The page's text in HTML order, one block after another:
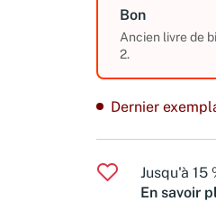
Bon
Ancien livre de
2.
Dernier
Jusqu'à 15
En savoir